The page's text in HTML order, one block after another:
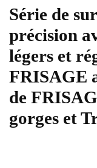
Série de
précision
légers et
FRISAGE
de
gorges et